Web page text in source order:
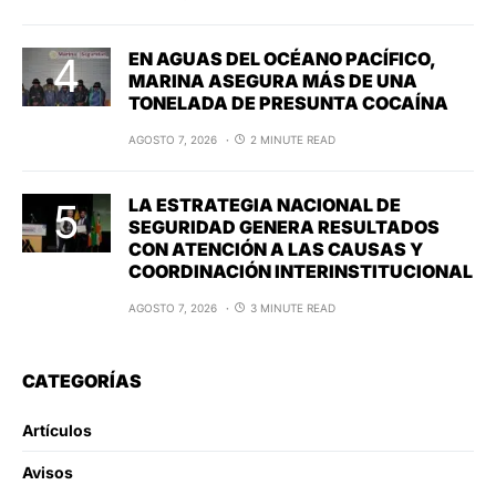
EN AGUAS DEL OCÉANO PACÍFICO,
MARINA ASEGURA MÁS DE UNA
TONELADA DE PRESUNTA COCAÍNA
AGOSTO 7, 2026 2 MINUTE READ
LA ESTRATEGIA NACIONAL DE
SEGURIDAD GENERA RESULTADOS
CON ATENCIÓN A LAS CAUSAS Y
COORDINACIÓN INTERINSTITUCIONAL
AGOSTO 7, 2026 3 MINUTE READ
CATEGORÍAS
Artículos
Avisos